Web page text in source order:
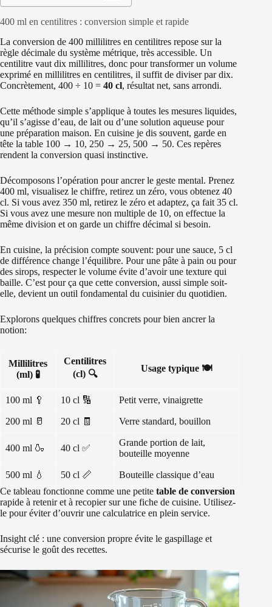
400 ml en centilitres : conversion simple et rapide
La conversion de 400 millilitres en centilitres repose sur la
règle décimale du système métrique, très accessible. Un
centilitre vaut dix millilitres, donc pour transformer un volume
exprimé en millilitres en centilitres, il suffit de diviser par dix.
Concrètement, 400 ÷ 10 = 40 cl, résultat net, sans arrondi.
Cette méthode simple s’applique à toutes les mesures liquides,
qu’il s’agisse d’eau, de lait ou d’une solution aqueuse pour
une préparation maison. En cuisine je dis souvent, garde en
tête la table 100 → 10, 250 → 25, 500 → 50. Ces repères
rendent la conversion quasi instinctive.
Décomposons l’opération pour ancrer le geste mental. Prenez
400 ml, visualisez le chiffre, retirez un zéro, vous obtenez 40
cl. Si vous avez 350 ml, retirez le zéro et adaptez, ça fait 35 cl.
Si vous avez une mesure non multiple de 10, on effectue la
même division et on garde un chiffre décimal si besoin.
En cuisine, la précision compte souvent: pour une sauce, 5 cl
de différence change l’équilibre. Pour une pâte à pain ou pour
des sirops, respecter le volume évite d’avoir une texture qui
baille. C’est pour ça que cette conversion, aussi simple soit-
elle, devient un outil fondamental du cuisinier du quotidien.
Explorons quelques chiffres concrets pour bien ancrer la
notion:
Millilitres
(ml) 🧪
Centilitres
(cl) 🔍
Usage typique 🍽️
100 ml 🥄 10 cl 🔢 Petit verre, vinaigrette
200 ml 🥛 20 cl 🧾 Verre standard, bouillon
400 ml 🍶 40 cl ✅
Grande portion de lait,
bouteille moyenne
500 ml 💧 50 cl 📏
Bouteille classique d’eau
Ce tableau fonctionne comme une petite table de conversion
rapide à retenir et à recopier sur une fiche de cuisine. Utilisez-
le pour éviter d’ouvrir une calculatrice en plein service.
Insight clé : une conversion propre évite le gaspillage et
sécurise le goût des recettes.